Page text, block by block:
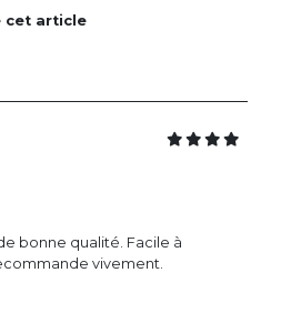
cet article
bonne qualité. Facile à
vivement.